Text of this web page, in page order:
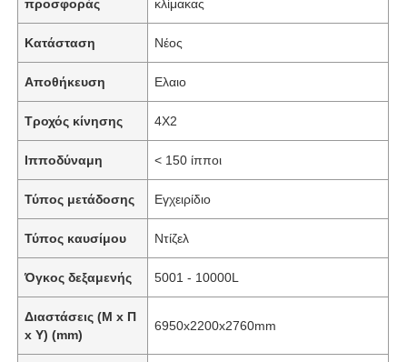
προσφοράς
κλίμακας
Κατάσταση Νέος
Αποθήκευση Ελαιο
Τροχός κίνησης 4Χ2
Ιπποδύναμη < 150 ίπποι
Τύπος μετάδοσης Εγχειρίδιο
Τύπος καυσίμου Ντίζελ
Όγκος δεξαμενής 5001 - 10000L
Διαστάσεις (Μ x Π
x Υ) (mm)
6950x2200x2760mm